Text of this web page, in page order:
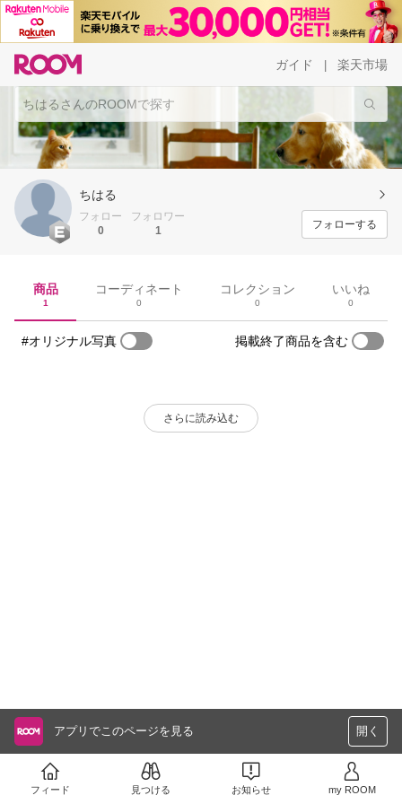
ガイド 楽天市場
ちはる
フォロー
0
フォロワー
1
フォローする
商品
1
コーディネート
0
コレクション
0
いいね
0
#オリジナル写真 掲載終了商品を含む
さらに読み込む
アプリでこのページを見る 開く
フィード 見つける お知らせ my ROOM